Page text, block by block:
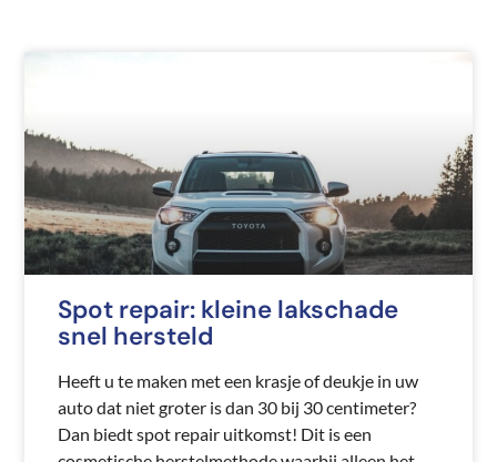
Spot repair: kleine lakschade
snel hersteld
Heeft u te maken met een krasje of deukje in uw
auto dat niet groter is dan 30 bij 30 centimeter?
Dan biedt spot repair uitkomst! Dit is een